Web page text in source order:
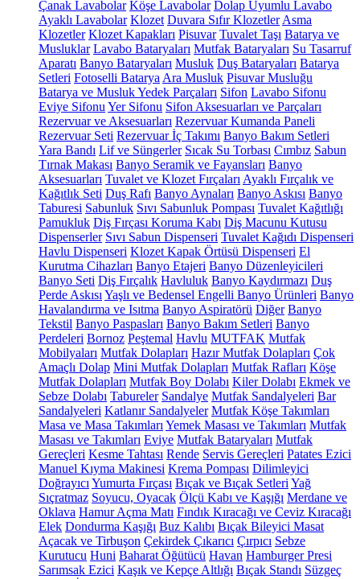
Çanak Lavabolar Köşe Lavabolar Dolap Uyumlu Lavabo
Ayaklı Lavabolar Klozet Duvara Sıfır Klozetler Asma
Klozetler Klozet Kapakları Pisuvar Tuvalet Taşı Batarya ve
Musluklar Lavabo Bataryaları Mutfak Bataryaları Su Tasarruf
Aparatı Banyo Bataryaları Musluk Duş Bataryaları Batarya
Setleri Fotoselli Batarya Ara Musluk Pisuvar Musluğu
Batarya ve Musluk Yedek Parçaları Sifon Lavabo Sifonu
Eviye Sifonu Yer Sifonu Sifon Aksesuarları ve Parçaları
Rezervuar ve Aksesuarları Rezervuar Kumanda Paneli
Rezervuar Seti Rezervuar İç Takımı Banyo Bakım Setleri
Yara Bandı Lif ve Süngerler Sıcak Su Torbası Cımbız Sabun
Tırnak Makası Banyo Seramik ve Fayansları Banyo
Aksesuarları Tuvalet ve Klozet Fırçaları Ayaklı Fırçalık ve
Kağıtlık Seti Duş Rafı Banyo Aynaları Banyo Askısı Banyo
Taburesi Sabunluk Sıvı Sabunluk Pompası Tuvalet Kağıtlığı
Pamukluk Diş Fırçası Koruma Kabı Diş Macunu Kutusu
Dispenserler Sıvı Sabun Dispenseri Tuvalet Kağıdı Dispenseri
Havlu Dispenseri Klozet Kapak Örtüsü Dispenseri El
Kurutma Cihazları Banyo Etajeri Banyo Düzenleyicileri
Banyo Seti Diş Fırçalık Havluluk Banyo Kaydırmazı Duş
Perde Askısı Yaşlı ve Bedensel Engelli Banyo Ürünleri Banyo
Havalandırma ve Isıtma Banyo Aspiratörü Diğer Banyo
Tekstil Banyo Paspasları Banyo Bakım Setleri Banyo
Perdeleri Bornoz Peştemal Havlu MUTFAK Mutfak
Mobilyaları Mutfak Dolapları Hazır Mutfak Dolapları Çok
Amaçlı Dolap Mini Mutfak Dolapları Mutfak Rafları Köşe
Mutfak Dolapları Mutfak Boy Dolabı Kiler Dolabı Ekmek ve
Sebze Dolabı Tabureler Sandalye Mutfak Sandalyeleri Bar
Sandalyeleri Katlanır Sandalyeler Mutfak Köşe Takımları
Masa ve Masa Takımları Yemek Masası ve Takımları Mutfak
Masası ve Takımları Eviye Mutfak Bataryaları Mutfak
Gereçleri Kesme Tahtası Rende Servis Gereçleri Patates Ezici
Manuel Kıyma Makinesi Krema Pompası Dilimleyici
Doğrayıcı Yumurta Fırçası Bıçak ve Bıçak Setleri Yağ
Sıçratmaz Soyucu, Oyacak Ölçü Kabı ve Kaşığı Merdane ve
Oklava Hamur Açma Matı Fındık Kıracağı ve Ceviz Kıracağı
Elek Dondurma Kaşığı Buz Kalıbı Bıçak Bileyici Masat
Açacak ve Tirbuşon Çekirdek Çıkarıcı Çırpıcı Sebze
Kurutucu Huni Baharat Öğütücü Havan Hamburger Presi
Sarımsak Ezici Kaşık ve Kepçe Altlığı Bıçak Standı Süzgeç